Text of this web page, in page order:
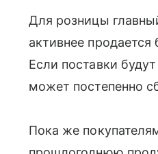
Для розницы
активнее
Если поставки
может постепенно
Пока же